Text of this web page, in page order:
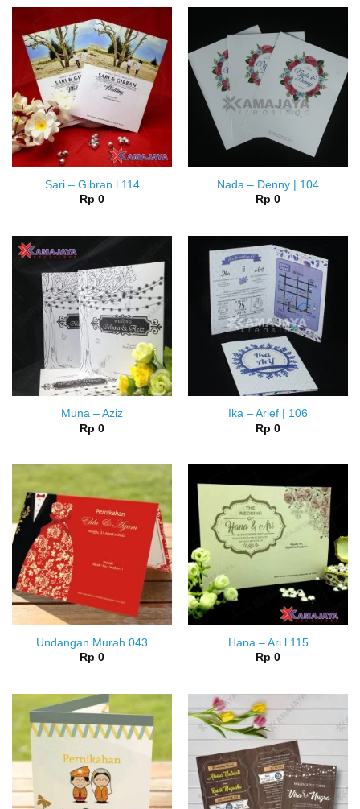
Sari – Gibran l 114
Rp 0
Nada – Denny | 104
Rp 0
Muna – Aziz
Rp 0
Ika – Arief | 106
Rp 0
Undangan Murah 043
Rp 0
Hana – Ari l 115
Rp 0